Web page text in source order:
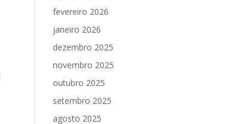
fevereiro 2026
janeiro 2026
dezembro 2025
novembro 2025
outubro 2025
setembro 2025
agosto 2025